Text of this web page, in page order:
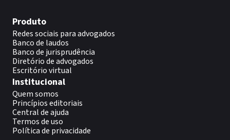
Produto
Redes sociais para advogados
Banco de laudos
Banco de jurisprudência
Diretório de advogados
Escritório virtual
Institucional
Quem somos
Princípios editoriais
Central de ajuda
Termos de uso
Política de privacidade